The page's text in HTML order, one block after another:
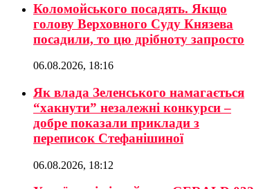
Коломойського посадять. Якщо
голову Верховного Суду Князева
посадили, то цю дрібноту запросто
06.08.2026, 18:16
Як влада Зеленського намагається
“хакнути” незалежні конкурси –
добре показали приклади з
переписок Стефанішиної
06.08.2026, 18:12